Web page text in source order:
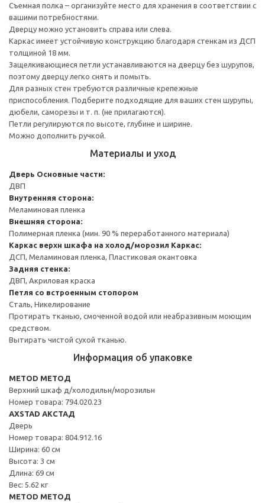
Съемная полка – организуйте место для хранения в соответствии с
вашими потребностями.
Дверцу можно установить справа или слева.
Каркас имеет устойчивую конструкцию благодаря стенкам из ДСП
толщиной 18 мм.
Защелкивающиеся петли устанавливаются на дверцу без шурупов,
поэтому дверцу легко снять и помыть.
Для разных стен требуются различные крепежные
приспособления. Подберите подходящие для ваших стен шурупы,
дюбели, саморезы и т. п. (не прилагаются).
Петли регулируются по высоте, глубине и ширине.
Можно дополнить ручкой.
Материалы и уход
Дверь Основные части:
ДВП
Внутренняя сторона:
Меламиновая пленка
Внешняя сторона:
Полимерная пленка (мин. 90 % переработанного материала)
Каркас верхн шкафа на холод/морозил Каркас:
ДСП, Меламиновая пленка, Пластиковая окантовка
Задняя стенка:
ДВП, Акриловая краска
Петля со встроенным стопором
Сталь, Никелирование
Протирать тканью, смоченной водой или неабразивным моющим
средством.
Вытирать чистой сухой тканью.
Информация об упаковке
METOD МЕТОД
Верхний шкаф д/холодильн/морозильн
Номер товара: 794.020.23
AXSTAD АКСТАД
Дверь
Номер товара: 804.912.16
Ширина: 60 см
Высота: 3 см
Длина: 69 см
Вес: 5.62 кг
METOD МЕТОД